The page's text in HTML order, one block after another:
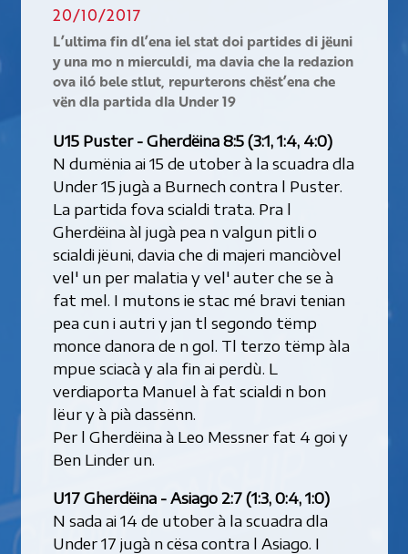
20/10/2017
L’ultima fin dl’ena iel stat doi partides di jëuni
y una mo n mierculdi, ma davia che la redazion
ova iló bele stlut, repurterons chëst’ena che
vën dla partida dla Under 19
U15 Puster - Gherdëina 8:5 (3:1, 1:4, 4:0)
N dumënia ai 15 de utober à la scuadra dla
Under 15 jugà a Burnech contra l Puster.
La partida fova scialdi trata. Pra l
Gherdëina àl jugà pea n valgun pitli o
scialdi jëuni, davia che di majeri manciòvel
vel' un per malatia y vel' auter che se à
fat mel. I mutons ie stac mé bravi tenian
pea cun i autri y jan tl segondo tëmp
monce danora de n gol. Tl terzo tëmp àla
mpue sciacà y ala fin ai perdù. L
verdiaporta Manuel à fat scialdi n bon
lëur y à pià dassënn.
Per l Gherdëina à Leo Messner fat 4 goi y
Ben Linder un.
U17 Gherdëina - Asiago 2:7 (1:3, 0:4, 1:0)
N sada ai 14 de utober à la scuadra dla
Under 17 jugà n cësa contra l Asiago. I